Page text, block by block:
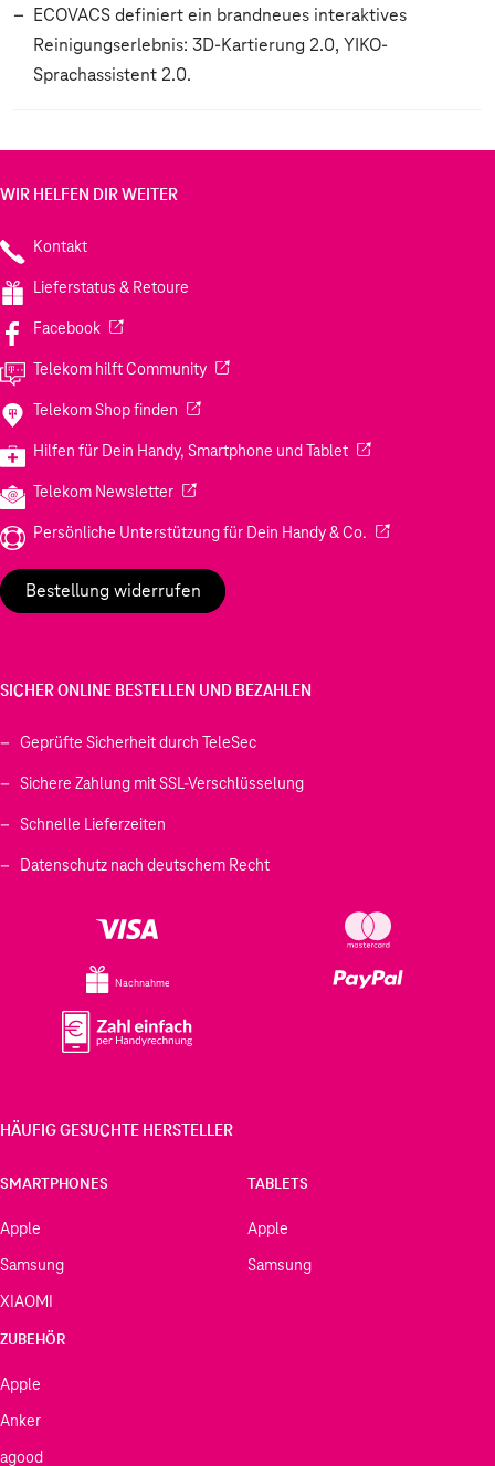
ECOVACS definiert ein brandneues interaktives
Reinigungserlebnis: 3D-Kartierung 2.0, YIKO-
Sprachassistent 2.0.
WIR HELFEN DIR WEITER
Kontakt
Lieferstatus & Retoure
Facebook(Wird in einem neuen Tab geöffnet)
Telekom hilft Community(Wird in einem neuen Tab geöffnet)
Telekom Shop finden (Wird in einem neuen Tab geöffnet)
Hilfen für Dein Handy, Smartphone und Tablet(Wird in einem
Telekom Newsletter(Wird in einem neuen Tab geöffnet)
Persönliche Unterstützung für Dein Handy & Co. (Wird in einem
Bestellung widerrufen
SICHER ONLINE BESTELLEN UND BEZAHLEN
Geprüfte Sicherheit durch TeleSec
Sichere Zahlung mit SSL-Verschlüsselung
Schnelle Lieferzeiten
Datenschutz nach deutschem Recht
Nachnahme
HÄUFIG GESUCHTE HERSTELLER
SMARTPHONES
Apple
Samsung
XIAOMI
TABLETS
Apple
Samsung
ZUBEHÖR
Apple
Anker
agood